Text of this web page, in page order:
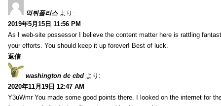
먹튀폴리스 より:
2019年5月15日 11:56 PM
As I web-site possessor I believe the content matter here is rattling
your efforts. You should keep it up forever! Best of luck.
返信
washington dc cbd より:
2020年11月19日 12:47 AM
Y3uWmr You made some good points there. I looked on the internet for